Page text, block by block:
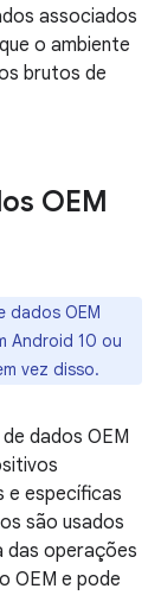
associados
o ambiente
brutos de
OEM
dados OEM
Android 10 ou
vez disso.
dados OEM
e específicas
são usados
das operações
OEM e pode